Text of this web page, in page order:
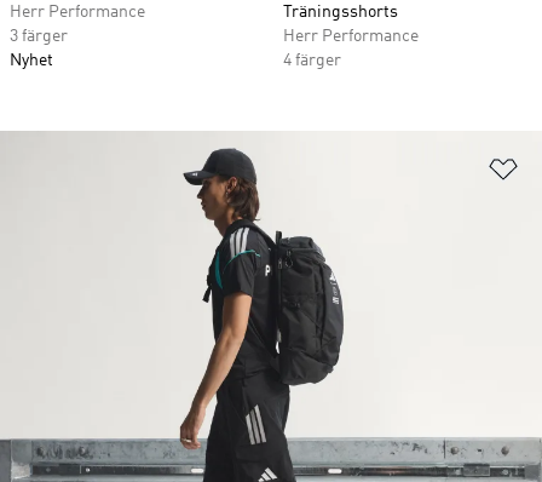
Herr Performance
3 färger
Nyhet
Träningsshorts
Herr Performance
4 färger